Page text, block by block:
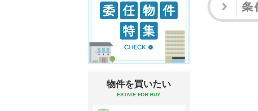
物件を買いたい
ESTATE FOR BUY